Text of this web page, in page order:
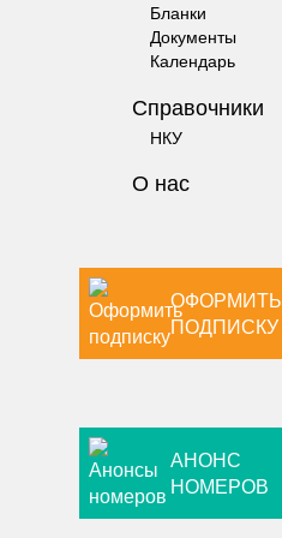
Бланки
Документы
Календарь
Справочники
НКУ
О нас
ОФОРМИТЬ
ПОДПИСКУ
АНОНС
НОМЕРОВ